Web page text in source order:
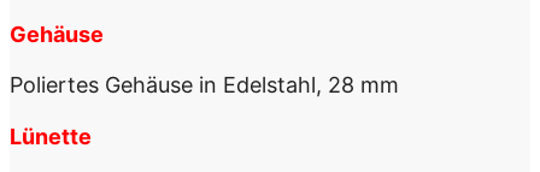
Gehäuse
Poliertes Gehäuse in Edelstahl, 28 mm
Lünette